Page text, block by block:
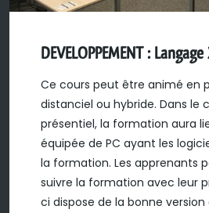
DEVELOPPEMENT :
Ce cours peut être animé en
distanciel ou hybride. Dans le
présentiel, la formation aura
équipée de PC ayant les
la formation. Les apprenants
suivre la formation avec leur
ci dispose de la bonne